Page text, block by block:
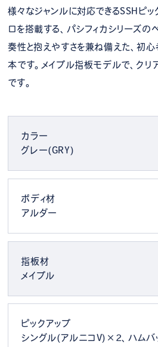
様々なジャンルに対応できるSSHピッ
ロを搭載する、パシフィカシリーズの
奏性と抱えやすさを兼ね備えた、初
本です。メイプル指板モデルで、ク
です。
カラー
グレー(GRY)
ボディ材
アルダー
指板材
メイプル
ピックアップ
シングル(アルニコV)×2、ハムバ